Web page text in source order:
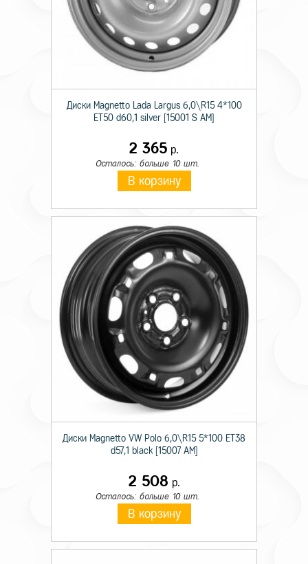
Диски Magnetto Lada Largus 6,0\R15 4*100
ET50 d60,1 silver [15001 S AM]
2 365 р.
Осталось: больше 10 шт.
В корзину
Диски Magnetto VW Polo 6,0\R15 5*100 ET38
d57,1 black [15007 AM]
2 508 р.
Осталось: больше 10 шт.
В корзину